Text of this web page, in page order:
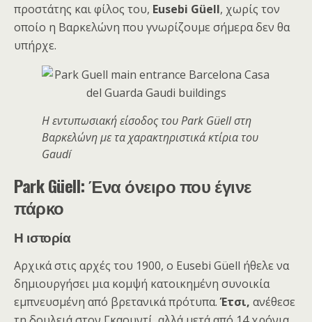
προστάτης και φίλος του, Eusebi Güell, χωρίς τον
οποίο η Βαρκελώνη που γνωρίζουμε σήμερα δεν θα
υπήρχε.
Η εντυπωσιακή είσοδος του Park Güell στη
Βαρκελώνη με τα χαρακτηριστικά κτίρια του
Gaudí
Park Güell: Ένα όνειρο που έγινε
πάρκο
Η ιστορία
Αρχικά στις αρχές του 1900, ο Eusebi Güell ήθελε να
δημιουργήσει μια κομψή κατοικημένη συνοικία
εμπνευσμένη από βρετανικά πρότυπα.Έτσι, ανέθεσε